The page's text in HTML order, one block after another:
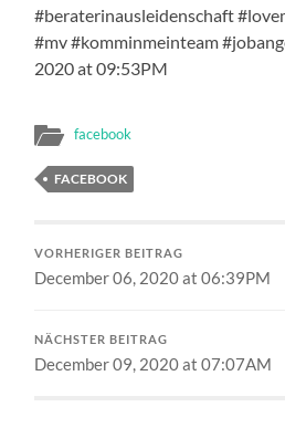
#beraterinausleidenschaft
#mv #komminmeinteam
2020 at 09:53PM
facebook
FACEBOOK
VORHERIGER BEITRAG
December 06, 2020 at 06:39PM
NÄCHSTER BEITRAG
December 09, 2020 at 07:07AM